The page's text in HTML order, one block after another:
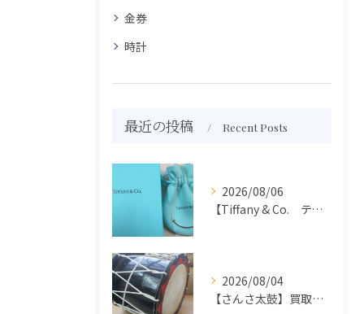
金券
時計
最近の投稿 Recent Posts
2026/08/06
【Tiffany & Co. ティファニー】買取 大吉盛岡店 アクセサリー買取しました！！
2026/08/04
【さんさ太鼓】買取 大吉盛岡店 楽器 買取します！！